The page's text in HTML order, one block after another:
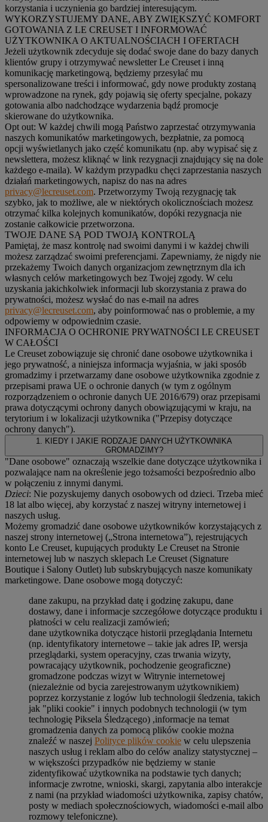
korzystania i uczynienia go bardziej interesującym.
WYKORZYSTUJEMY DANE, ABY ZWIĘKSZYĆ KOMFORT
GOTOWANIA Z LE CREUSET I INFORMOWAĆ
UŻYTKOWNIKA O AKTUALNOŚCIACH I OFERTACH
Jeżeli użytkownik zdecyduje się dodać swoje dane do bazy danych
klientów grupy i otrzymywać newsletter Le Creuset i inną
komunikację marketingową, będziemy przesyłać mu
spersonalizowane treści i informować, gdy nowe produkty zostaną
wprowadzone na rynek, gdy pojawią się oferty specjalne, pokazy
gotowania albo nadchodzące wydarzenia bądź promocje
skierowane do użytkownika.
Opt out: W każdej chwili mogą Państwo zaprzestać otrzymywania
naszych komunikatów marketingowych, bezpłatnie, za pomocą
opcji wyświetlanych jako część komunikatu (np. aby wypisać się z
newslettera, możesz kliknąć w link rezygnacji znajdujący się na dole
każdego e-maila). W każdym przypadku chęci zaprzestania naszych
działań marketingowych, napisz do nas na adres
privacy@lecreuset.com. Przetworzymy Twoją rezygnację tak
szybko, jak to możliwe, ale w niektórych okolicznościach możesz
otrzymać kilka kolejnych komunikatów, dopóki rezygnacja nie
zostanie całkowicie przetworzona.
TWOJE DANE SĄ POD TWOJĄ KONTROLĄ
Pamiętaj, że masz kontrolę nad swoimi danymi i w każdej chwili
możesz zarządzać swoimi preferencjami. Zapewniamy, że nigdy nie
przekażemy Twoich danych organizacjom zewnętrznym dla ich
własnych celów marketingowych bez Twojej zgody. W celu
uzyskania jakichkolwiek informacji lub skorzystania z prawa do
prywatności, możesz wysłać do nas e-mail na adres
privacy@lecreuset.com, aby poinformować nas o problemie, a my
odpowiemy w odpowiednim czasie.
INFORMACJA O OCHRONIE PRYWATNOŚCI LE CREUSET
W CAŁOŚCI
Le Creuset zobowiązuje się chronić dane osobowe użytkownika i
jego prywatność, a niniejsza informacja wyjaśnia, w jaki sposób
gromadzimy i przetwarzamy dane osobowe użytkownika zgodnie z
przepisami prawa UE o ochronie danych (w tym z ogólnym
rozporządzeniem o ochronie danych UE 2016/679) oraz przepisami
prawa dotyczącymi ochrony danych obowiązującymi w kraju, na
terytorium i w lokalizacji użytkownika ("Przepisy dotyczące
ochrony danych").
1. KIEDY I JAKIE RODZAJE DANYCH UŻYTKOWNIKA
GROMADZIMY?
"Dane osobowe" oznaczają wszelkie dane dotyczące użytkownika i
pozwalające nam na określenie jego tożsamości bezpośrednio albo
w połączeniu z innymi danymi.
Dzieci: Nie pozyskujemy danych osobowych od dzieci. Trzeba mieć
18 lat albo więcej, aby korzystać z naszej witryny internetowej i
naszych usług.
Możemy gromadzić dane osobowe użytkowników korzystających z
naszej strony internetowej („Strona internetowa”), rejestrujących
konto Le Creuset, kupujących produkty Le Creuset na Stronie
internetowej lub w naszych sklepach Le Creuset (Signature
Boutique i Salony Outlet) lub subskrybujących nasze komunikaty
marketingowe. Dane osobowe mogą dotyczyć:
dane zakupu, na przykład datę i godzinę zakupu, dane
dostawy, dane i informacje szczegółowe dotyczące produktu i
płatności w celu realizacji zamówień;
dane użytkownika dotyczące historii przeglądania Internetu
(np. identyfikatory internetowe – takie jak adres IP, wersja
przeglądarki, system operacyjny, czas trwania wizyty,
powracający użytkownik, pochodzenie geograficzne)
gromadzone podczas wizyt w Witrynie internetowej
(niezależnie od bycia zarejestrowanym użytkownikiem)
poprzez korzystanie z logów lub technologii śledzenia, takich
jak "pliki cookie" i innych podobnych technologii (w tym
technologię Piksela Śledzącego) ,informacje na temat
gromadzenia danych za pomocą plików cookie można
znaleźć w naszej Polityce plików cookie w celu ulepszenia
naszych usług i reklam albo do celów analizy statystycznej –
w większości przypadków nie będziemy w stanie
zidentyfikować użytkownika na podstawie tych danych;
informacje zwrotne, wnioski, skargi, zapytania albo interakcje
z nami (na przykład wiadomości użytkownika, zapisy chatów,
posty w mediach społecznościowych, wiadomości e-mail albo
rozmowy telefoniczne).